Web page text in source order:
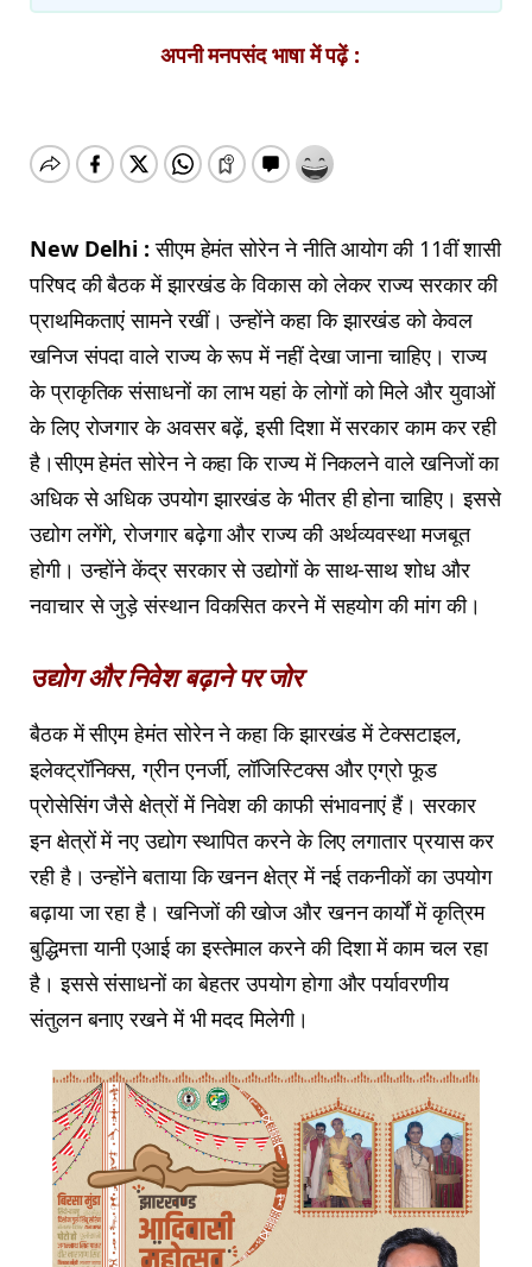
अपनी मनपसंद भाषा में पढ़ें :
New Delhi :सीएम हेमंत सोरेन ने नीति आयोग की 11वीं शासी
परिषद की बैठक में झारखंड के विकास को लेकर राज्य सरकार की
प्राथमिकताएं सामने रखीं। उन्होंने कहा कि झारखंड को केवल
खनिज संपदा वाले राज्य के रूप में नहीं देखा जाना चाहिए। राज्य
के प्राकृतिक संसाधनों का लाभ यहां के लोगों को मिले और युवाओं
के लिए रोजगार के अवसर बढ़ें, इसी दिशा में सरकार काम कर रही
है।सीएम हेमंत सोरेन ने कहा कि राज्य में निकलने वाले खनिजों का
अधिक से अधिक उपयोग झारखंड के भीतर ही होना चाहिए। इससे
उद्योग लगेंगे, रोजगार बढ़ेगा और राज्य की अर्थव्यवस्था मजबूत
होगी। उन्होंने केंद्र सरकार से उद्योगों के साथ-साथ शोध और
नवाचार से जुड़े संस्थान विकसित करने में सहयोग की मांग की।
उद्योग और निवेश बढ़ाने पर जोर
बैठक में सीएम हेमंत सोरेन ने कहा कि झारखंड में टेक्सटाइल,
इलेक्ट्रॉनिक्स, ग्रीन एनर्जी, लॉजिस्टिक्स और एग्रो फूड
प्रोसेसिंग जैसे क्षेत्रों में निवेश की काफी संभावनाएं हैं। सरकार
इन क्षेत्रों में नए उद्योग स्थापित करने के लिए लगातार प्रयास कर
रही है। उन्होंने बताया कि खनन क्षेत्र में नई तकनीकों का उपयोग
बढ़ाया जा रहा है। खनिजों की खोज और खनन कार्यों में कृत्रिम
बुद्धिमत्ता यानी एआई का इस्तेमाल करने की दिशा में काम चल रहा
है। इससे संसाधनों का बेहतर उपयोग होगा और पर्यावरणीय
संतुलन बनाए रखने में भी मदद मिलेगी।